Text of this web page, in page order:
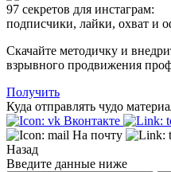
97 секретов для инстаграм:
подписчики, лайки, охват и
Скачайте методичку и
взрывного продвижения
Получить
Куда отправлять чудо
Вконтакте
На почту
Назад
Введите данные ниже